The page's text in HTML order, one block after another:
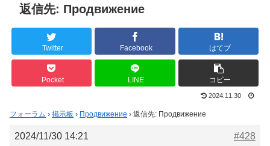
返信先: Продвижение
Twitter Facebook はてブ
Pocket LINE コピー
2024.11.30
フォーラム › 掲示板 › Продвижение › 返信先: Продвижение
2024/11/30 14:21 #428